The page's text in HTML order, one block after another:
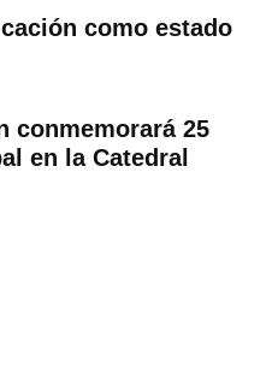
como estado
conmemorará 25
en la Catedral